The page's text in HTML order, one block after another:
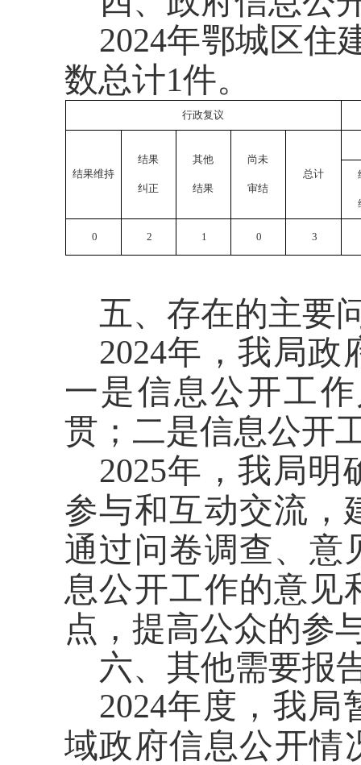
2024年鄂城区住
数总计1件。
行政复议
结果维持
结果
纠正
其他
结果
尚未
审结
总计
0 2 1 0 3
五、存在的主要
2024年，我局
一是信息公开工
贯；二是信息公开
2025年，我局
参与和互动交流，
通过问卷调查、意
息公开工作的意见
点，提高公众的参
六、其他需要报
2024年度，我
域政府信息公开情